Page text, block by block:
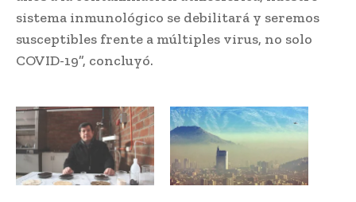
sistema inmunológico se debilitará y seremos
susceptibles frente a múltiples virus, no solo
COVID-19”, concluyó.